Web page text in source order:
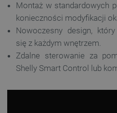
Montaż w standardowych
konieczności modyfikacji
Nowoczesny design,
się z każdym wnętrzem.
Zdalne sterowanie za
Shelly Smart Control lub